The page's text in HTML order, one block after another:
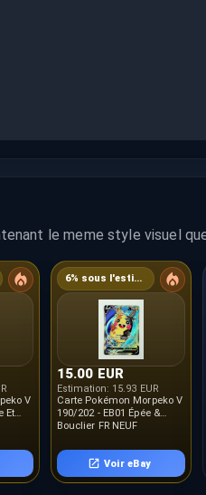
le meme style visuel
V
Et
6% sous l'estimation
15.00 EUR
Estimation: 15.93 EUR
Carte Pokémon Morpeko V
190/202 - EB01 Épée &
Bouclier FR NEUF
Voir eBay